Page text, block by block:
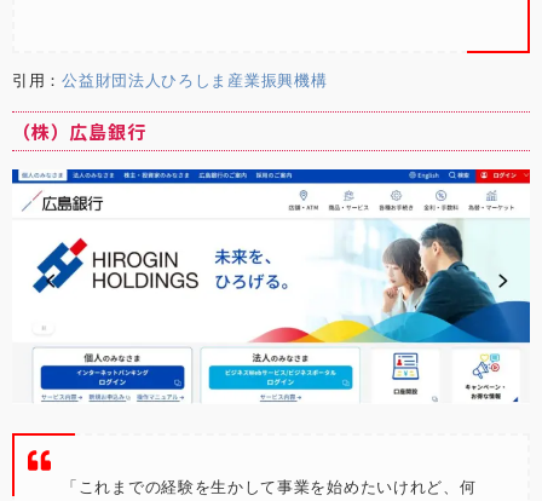
引用：公益財団法人ひろしま産業振興機構
（株）広島銀行
「これまでの経験を生かして事業を始めたいけれど、何